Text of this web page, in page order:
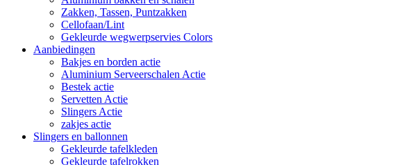
Zakken, Tassen, Puntzakken
Cellofaan/Lint
Gekleurde wegwerpservies Colors
Aanbiedingen
Bakjes en borden actie
Aluminium Serveerschalen Actie
Bestek actie
Servetten Actie
Slingers Actie
zakjes actie
Slingers en ballonnen
Gekleurde tafelkleden
Gekleurde tafelrokken